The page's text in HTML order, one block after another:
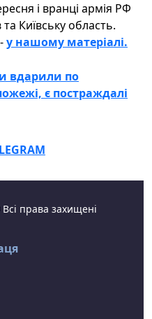
і вранці армія РФ
Київську область.
у нашому матеріалі.
вдарили по
є постраждалі
права захищені